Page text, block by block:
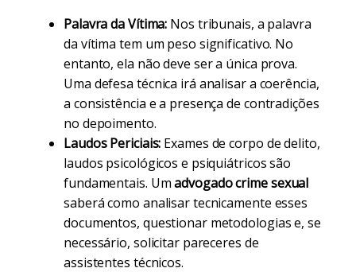
Palavra da Vítima: Nos tribunais, a palavra
da vítima tem um peso significativo. No
entanto, ela não deve ser a única prova.
Uma defesa técnica irá analisar a coerência,
a consistência e a presença de contradições
no depoimento.
Laudos Periciais: Exames de corpo de delito,
laudos psicológicos e psiquiátricos são
fundamentais. Umadvogado crime sexual
saberá como analisar tecnicamente esses
documentos, questionar metodologias e, se
necessário, solicitar pareceres de
assistentes técnicos.